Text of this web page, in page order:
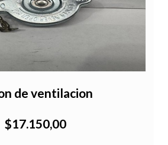
de ventilacion
$17.150,00